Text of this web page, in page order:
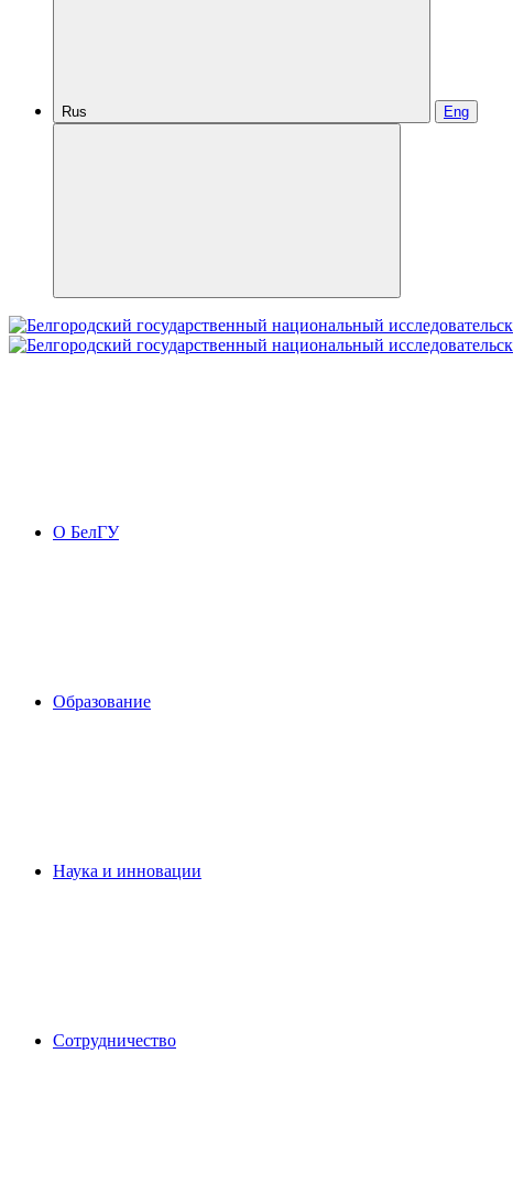
Rus Eng
О БелГУ
Образование
Наука и инновации
Сотрудничество